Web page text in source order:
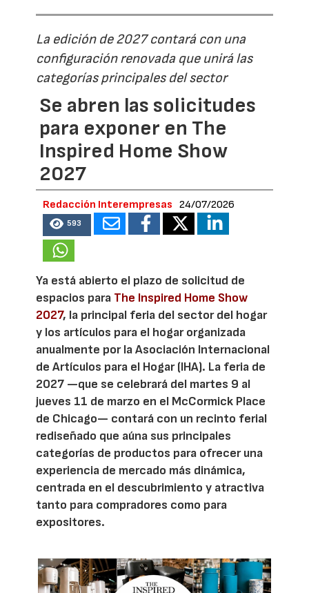
La edición de 2027 contará con una
configuración renovada que unirá las
categorías principales del sector
Se abren las solicitudes
para exponer en The
Inspired Home Show
2027
Redacción Interempresas 24/07/2026
593
Ya está abierto el plazo de solicitud de
espacios para The Inspired Home Show
2027, la principal feria del sector del hogar
y los artículos para el hogar organizada
anualmente por la Asociación Internacional
de Artículos para el Hogar (IHA). La feria de
2027 —que se celebrará del martes 9 al
jueves 11 de marzo en el McCormick Place
de Chicago— contará con un recinto ferial
rediseñado que aúna sus principales
categorías de productos para ofrecer una
experiencia de mercado más dinámica,
centrada en el descubrimiento y atractiva
tanto para compradores como para
expositores.